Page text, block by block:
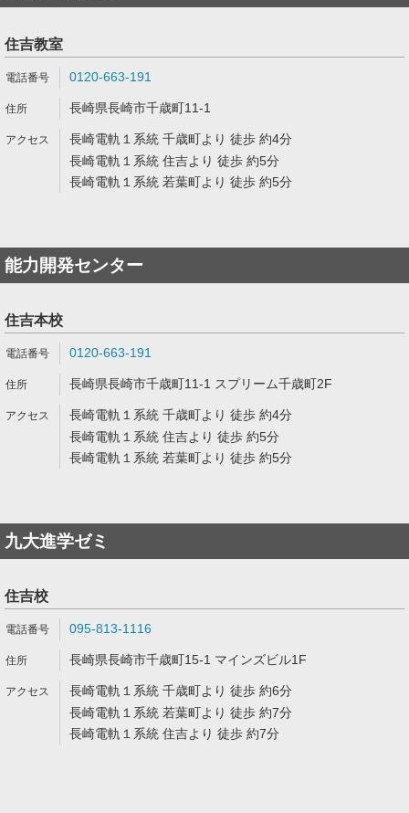
住吉教室
0120-663-191
長崎県長崎市千歳町11-1
長崎電軌１系統 千歳町より 徒歩 約4分
長崎電軌１系統 住吉より 徒歩 約5分
長崎電軌１系統 若葉町より 徒歩 約5分
能力開発センター
住吉本校
0120-663-191
長崎県長崎市千歳町11-1 スプリーム千歳町2F
長崎電軌１系統 千歳町より 徒歩 約4分
長崎電軌１系統 住吉より 徒歩 約5分
長崎電軌１系統 若葉町より 徒歩 約5分
九大進学ゼミ
住吉校
095-813-1116
長崎県長崎市千歳町15-1 マインズビル1F
長崎電軌１系統 千歳町より 徒歩 約6分
長崎電軌１系統 若葉町より 徒歩 約7分
長崎電軌１系統 住吉より 徒歩 約7分